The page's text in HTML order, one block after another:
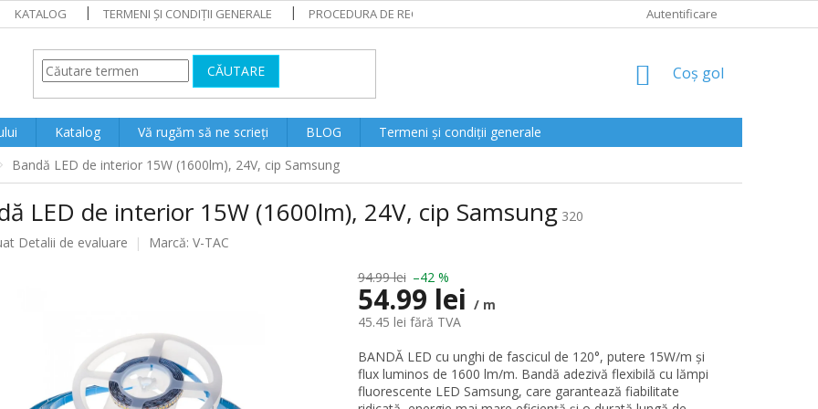
KATALOG TERMENI ȘI CONDIȚII GENERALE PROCEDURA DE RECLAMAȚII Autentificare
CĂUTARE
COŞ
CUMPĂRĂTURI
Coş gol
Katalog Vă rugăm să ne scrieți BLOG
Termeni și condiții generale
Bandă LED de interior 15W (1600lm), 24V, cip Samsung
LED de interior 15W (1600lm), 24V, cip Samsung 320
Detalii de evaluare Marcă: V-TAC
94.99 lei –42 %
54.99 lei / m
45.45 lei fără TVA
Evaluare
preţ:
BANDĂ LED cu unghi de fascicul de 120°, putere 15W/m și
flux luminos de 1600 lm/m. Bandă adezivă flexibilă cu lămpi
fluorescente LED Samsung, care garantează fiabilitate